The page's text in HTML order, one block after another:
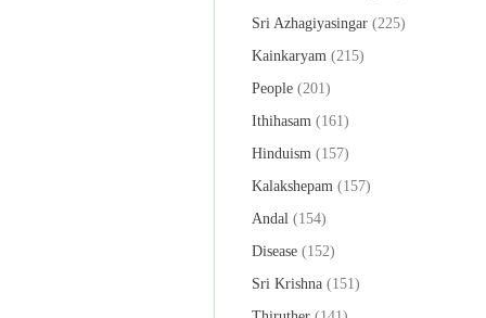
Sri Azhagiyasingar (225)
Kainkaryam (215)
People (201)
Ithihasam (161)
Hinduism (157)
Kalakshepam (157)
Andal (154)
Disease (152)
Sri Krishna (151)